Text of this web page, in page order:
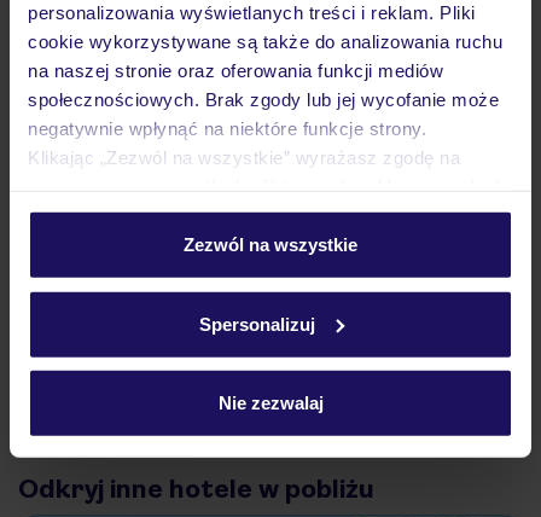
personalizowania wyświetlanych treści i reklam. Pliki
cookie wykorzystywane są także do analizowania ruchu
na naszej stronie oraz oferowania funkcji mediów
społecznościowych. Brak zgody lub jej wycofanie może
negatywnie wpłynąć na niektóre funkcje strony.
Klikając „Zezwól na wszystkie” wyrażasz zgodę na
personalizować swój wybór wchodząc w zakładkę
Szczegółowe informacje o plikach cookie znajdziesz
Zezwól na wszystkie
Spersonalizuj
Nie zezwalaj
Atrakcje
Ważne informacje
Jak zmienić uczestników/osobę zgłaszającą?
Czy w Hotelu będzie przedstawiciel TUI?
pokładowe/bilety lotnicze?
Zobacz więcej
Odkryj inne hotele w pobliżu